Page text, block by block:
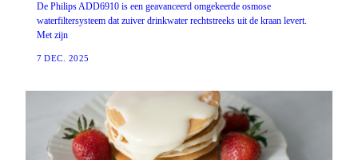
De Philips ADD6910 is een geavanceerd omgekeerde osmose
waterfiltersysteem dat zuiver drinkwater rechtstreeks uit de kraan levert.
Met zijn
7 DEC. 2025